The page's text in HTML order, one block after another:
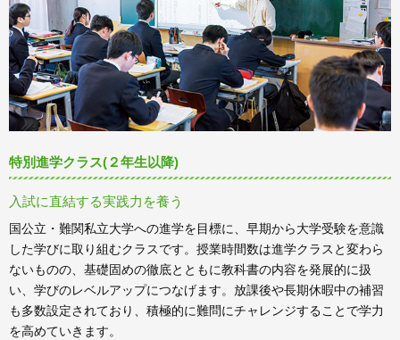
特別進学クラス(２年生以降)
入試に直結する実践力を養う
国公立・難関私立大学への進学を目標に、早期から大学受験を意識
した学びに取り組むクラスです。授業時間数は進学クラスと変わら
ないものの、基礎固めの徹底とともに教科書の内容を発展的に扱
い、学びのレベルアップにつなげます。放課後や長期休暇中の補習
も多数設定されており、積極的に難問にチャレンジすることで学力
を高めていきます。